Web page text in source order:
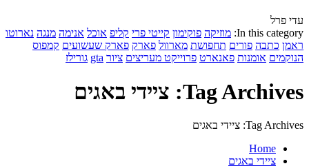
עדי פרל
In this category: מוזיקה פוקימון קייטי פרי קליפ אוכל אנימה מנגה נארוטו
ראמן כתבה פורים תחפושת מארוול פארק פארק שעשועים קמפוס
הנוקמים אומנות פאנארט פרוייקט מעריצים ציור gta גורילז
Tag Archives: ציידי באגים
Tag Archives: ציידי באגים
Home
ציידי באגים